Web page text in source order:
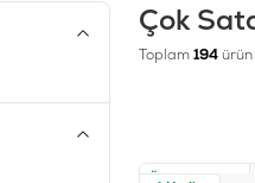
Çok
Toplam194ürün
Ücretsiz Kargo